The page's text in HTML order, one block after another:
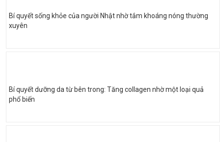
Bí quyết sống khỏe của người Nhật nhờ tắm khoáng nóng thường
xuyên
Bí quyết dưỡng da từ bên trong: Tăng collagen nhờ một loại quả
phổ biến